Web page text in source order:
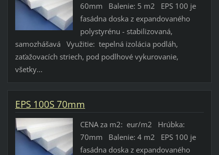
60mm Balenie: 5 m2 EPS 100 je
fasádna doska z expandovaného
polystyrénu - stabilizovaná,
samozhášavá Využitie: tepelná izolácia podláh,
zaťažovacích striech, pod podlhové vykurovanie,
všetky...
EPS 100S 70mm
CENA za m2: eur/m2 Hrúbka:
70mm Balenie: 4 m2 EPS 100 je
fasádna doska z expandovaného